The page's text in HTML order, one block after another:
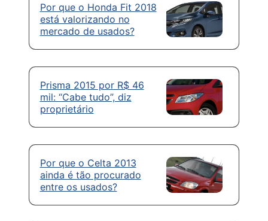
Por que o Honda Fit 2018
está valorizando no
mercado de usados?
Prisma 2015 por R$ 46
mil: “Cabe tudo”, diz
proprietário
Por que o Celta 2013
ainda é tão procurado
entre os usados?